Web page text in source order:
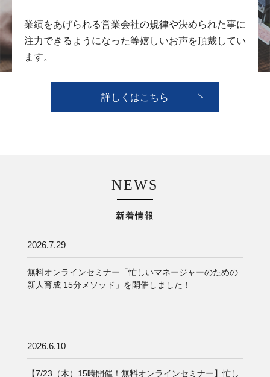
業績をあげられる営業会社の規律や決められた事に
注力できるようになった等嬉しいお声を頂戴してい
ます。
詳しくはこちら
NEWS
新着情報
2026.7.29
無料オンラインセミナー「忙しいマネージャーのための
新人育成 15分メソッド」を開催しました！
2026.6.10
【7/23（木）15時開催！無料オンラインセミナー】忙し